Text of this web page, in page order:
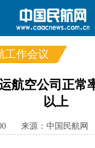
国内
智库 专题
工作会议
航空公司正常
以上
来源：中国民航网